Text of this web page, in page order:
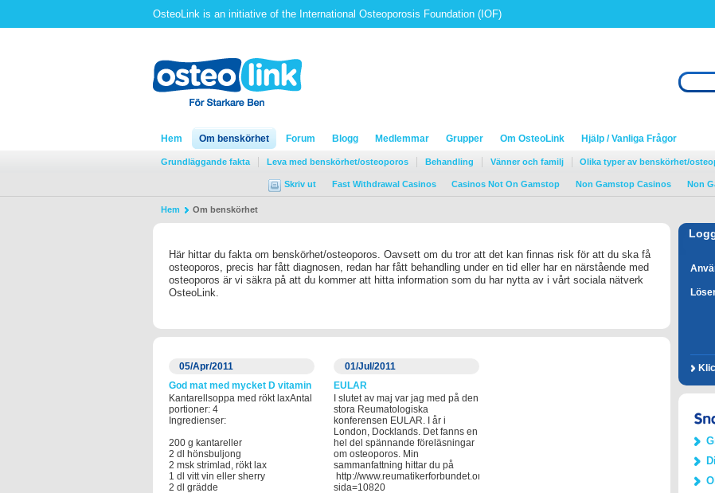
OsteoLink is an initiative of the International Osteoporosis Foundation (IOF)
Hem Om benskörhet Forum Blogg Medlemmar Grupper Om OsteoLink Hjälp / Vanliga Frågor
Grundläggande fakta Leva med benskörhet/osteoporos Behandling Vänner och familj Olika typer av benskörhet/
Non
Non Gamstop Casinos
Casinos Not On Gamstop
Fast Withdrawal Casinos
Skriv ut
Hem Om benskörhet
Här hittar du fakta om benskörhet/osteoporos. Oavsett om du tror att det kan finnas risk för att du ska få
osteoporos, precis har fått diagnosen, redan har fått behandling under en tid eller har en närstående med
osteoporos är vi säkra på att du kommer att hitta information som du har nytta av i vårt sociala nätverk
OsteoLink.
05/Apr/2011
God mat med mycket D vitamin
Kantarellsoppa med rökt laxAntal
portioner: 4
Ingredienser:
200 g kantareller
2 dl hönsbuljong
2 msk strimlad, rökt lax
1 dl vitt vin eller sherry
2 dl grädde
01/Jul/2011
EULAR
I slutet av maj var jag med på den
stora Reumatologiska
konferensen EULAR. I år i
London, Docklands. Det fanns en
hel del spännande föreläsningar
om osteoporos. Min
sammanfattning hittar du på
http://www.reumatikerforbundet.org/start.asp?
sida=10820